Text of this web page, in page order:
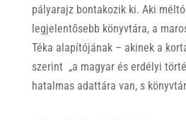
pályarajz bontakozik ki. Aki
legjelentősebb könyvtára, a
Téka alapítójának – akinek a
szerint „a magyar és erdélyi
hatalmas adattára van, s